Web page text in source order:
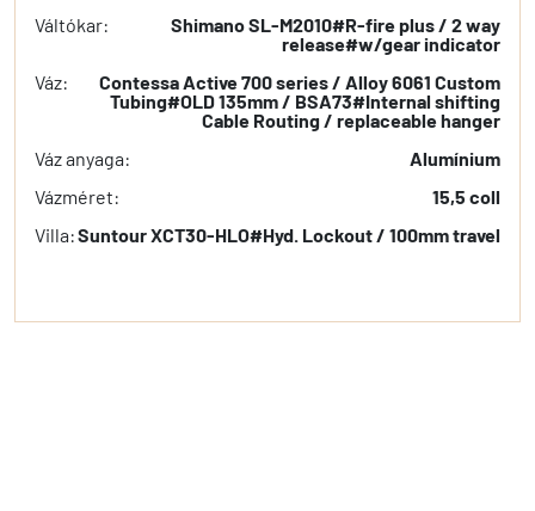
Váltókar:
Shimano SL-M2010#R-fire plus / 2 way
release#w/gear indicator
Váz:
Contessa Active 700 series / Alloy 6061 Custom
Tubing#OLD 135mm / BSA73#Internal shifting
Cable Routing / replaceable hanger
Váz anyaga:
Alumínium
Vázméret:
15,5 coll
Villa:Suntour XCT30-HLO#Hyd. Lockout / 100mm travel